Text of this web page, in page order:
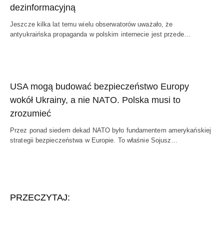
dezinformacyjną
Jeszcze kilka lat temu wielu obserwatorów uważało, że
antyukraińska propaganda w polskim internecie jest przede…
USA mogą budować bezpieczeństwo Europy
wokół Ukrainy, a nie NATO. Polska musi to
zrozumieć
Przez ponad siedem dekad NATO było fundamentem amerykańskiej
strategii bezpieczeństwa w Europie. To właśnie Sojusz…
PRZECZYTAJ: